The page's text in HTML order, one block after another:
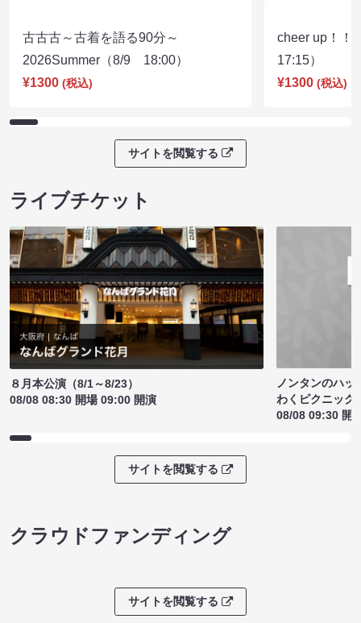
古古古～古着を語る90分～
2026Summer（8/9 18:00）
¥1300 (税込)
cheer up！
17:15）
¥1300 (税込)
サイトを閲覧する
ライブチケット
８月本公演（8/1～8/23）
08/08 08:30 開場 09:00 開演
ノンタンのハッ
わくピクニック
08/08 09:30 開
サイトを閲覧する
クラウドファンディング
サイトを閲覧する